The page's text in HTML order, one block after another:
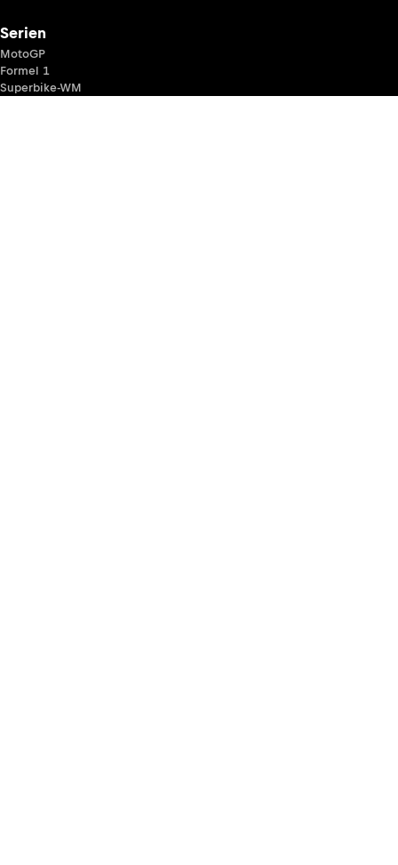
Serien
MotoGP
Formel 1
Superbike-WM